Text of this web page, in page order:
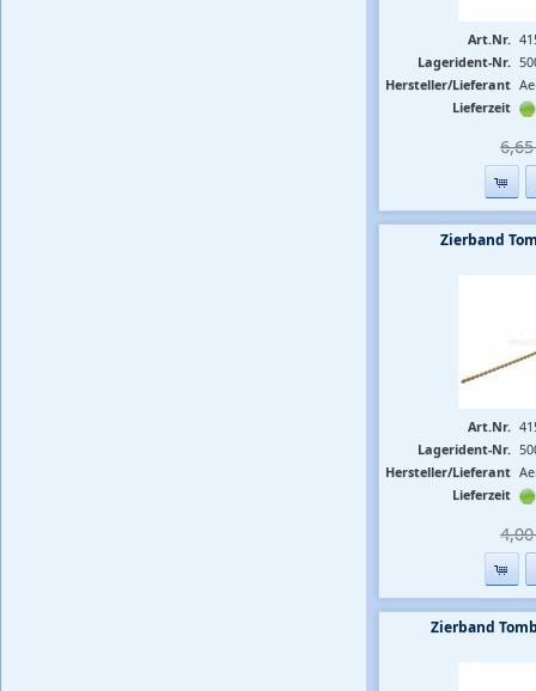
Art.Nr.
Lagerident-Nr.
Hersteller/Lieferant
Lieferzeit
6,65
Zierband
Art.Nr.
Lagerident-Nr.
Hersteller/Lieferant
Lieferzeit
4,00
Zierband